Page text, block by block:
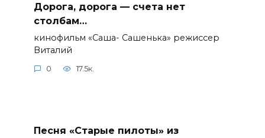
Дорога, дорога — счета нет
столбам…
кинофильм «Саша- Сашенька» режиссер
Виталий
0 17.5к.
Песня «Старые пилоты» из